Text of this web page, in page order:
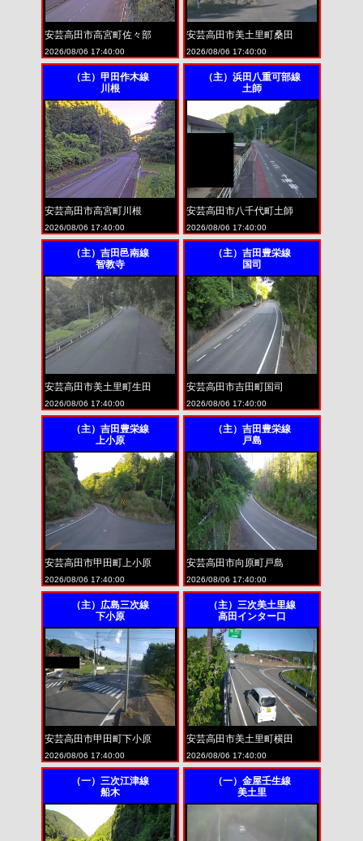
安芸高田市高宮町佐々部
2026/08/06 17:40:00
安芸高田市美土里町桑田
2026/08/06 17:40:00
（主）甲田作木線
川根
安芸高田市高宮町川根
2026/08/06 17:40:00
（主）浜田八重可部線
土師
安芸高田市八千代町土師
2026/08/06 17:40:00
（主）吉田邑南線
智教寺
安芸高田市美土里町生田
2026/08/06 17:40:00
（主）吉田豊栄線
国司
安芸高田市吉田町国司
2026/08/06 17:40:00
（主）吉田豊栄線
上小原
安芸高田市甲田町上小原
2026/08/06 17:40:00
（主）吉田豊栄線
戸島
安芸高田市向原町戸島
2026/08/06 17:40:00
（主）広島三次線
下小原
安芸高田市甲田町下小原
2026/08/06 17:40:00
（主）三次美土里線
高田インター口
安芸高田市美土里町横田
2026/08/06 17:40:00
（一）三次江津線
船木
（一）金屋壬生線
美土里